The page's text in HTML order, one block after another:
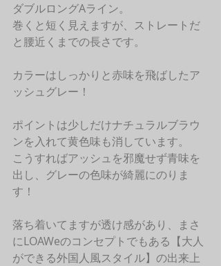
ダブルロングAライン。
巻くと短く見えますが、ストレートだ
と腰近くまでの長さです。
カラーはしっかりと赤味を飛ばしたア
ッシュグレー！
ポイントは少しだけナチュラルブラウ
ンを入れて黄色味も消しています。
こうすればアッシュを邪魔せず青味を
出し、グレーの色味が綺麗にのりま
す！
落ち着いてますが透け感があり、まさ
にLOAWeのコンセプトでもある【大人
ができる外国人風スタイル】の出来上